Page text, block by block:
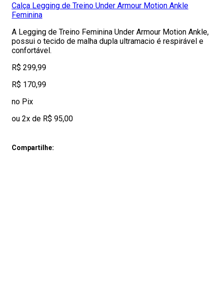
Calça Legging de Treino Under Armour Motion Ankle
Feminina
A Legging de Treino Feminina Under Armour Motion Ankle,
possui o tecido de malha dupla ultramacio é respirável e
confortável.
R$ 299,99
R$ 170,99
no Pix
ou 2x de R$ 95,00
Compartilhe: